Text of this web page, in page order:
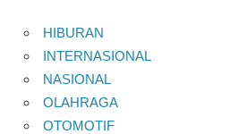
HIBURAN
INTERNASIONAL
NASIONAL
OLAHRAGA
OTOMOTIF